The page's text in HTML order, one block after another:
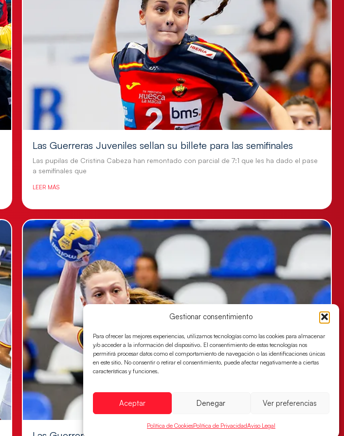
Gestionar consentimiento
Para ofrecer las mejores experiencias, utilizamos tecnologías como las cookies para almacenar
y/o acceder a la información del dispositivo. El consentimiento de estas tecnologías nos
permitirá procesar datos como el comportamiento de navegación o las identificaciones únicas
en este sitio. No consentir o retirar el consentimiento, puede afectar negativamente a ciertas
características y funciones.
Aceptar Denegar Ver preferencias
Política de CookiesPolítica de PrivacidadAviso Legal
Las Guerreras Juveniles sellan su billete para las semifinales
Las pupilas de Cristina Cabeza han remontado con parcial de 7:1 que les ha dado el pase
a semifinales que
LEER MÁS